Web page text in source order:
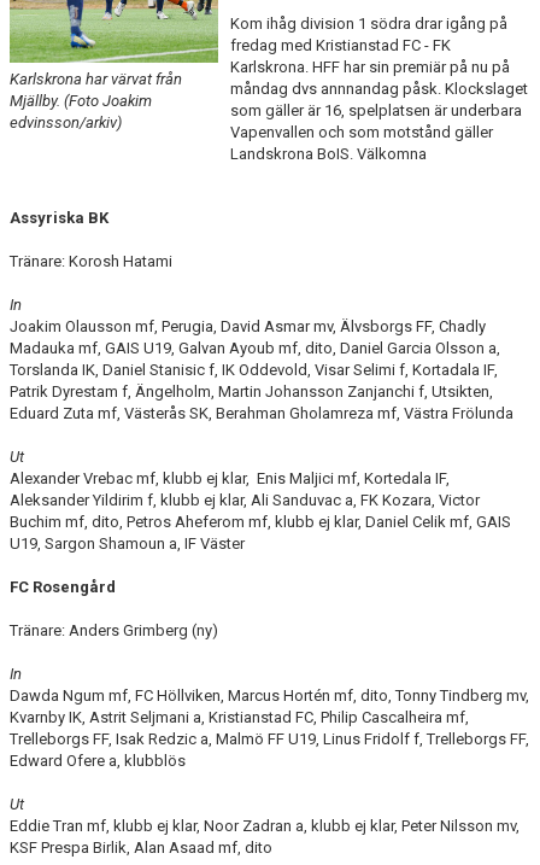
SPONSORER
INTERSPORT
ISSA ISKANDERS MINNESFOND
BÖRJA SPELA FOTBOLL I HUSQVARNA FF
BLÅ TRÅDEN
HFF´S VÄRDEGRUND
"VAPENDRAGARE 2026"
Karlskrona har värvat från
Mjällby. (Foto Joakim
edvinsson/arkiv)
Kom ihåg division 1 södra drar igång på
fredag med Kristianstad FC - FK
Karlskrona. HFF har sin premiär på nu på
måndag dvs annnandag påsk. Klockslaget
som gäller är 16, spelplatsen är underbara
Vapenvallen och som motstånd gäller
Landskrona BoIS. Välkomna
Assyriska BK
Tränare: Korosh Hatami
In
Joakim Olausson mf, Perugia, David Asmar mv, Älvsborgs FF, Chadly
Madauka mf, GAIS U19, Galvan Ayoub mf, dito, Daniel Garcia Olsson a,
Torslanda IK, Daniel Stanisic f, IK Oddevold, Visar Selimi f, Kortadala IF,
Patrik Dyrestam f, Ängelholm, Martin Johansson Zanjanchi f, Utsikten,
Eduard Zuta mf, Västerås SK, Berahman Gholamreza mf, Västra Frölunda
Ut
Alexander Vrebac mf, klubb ej klar, Enis Maljici mf, Kortedala IF,
Aleksander Yildirim f, klubb ej klar, Ali Sanduvac a, FK Kozara, Victor
Buchim mf, dito, Petros Aheferom mf, klubb ej klar, Daniel Celik mf, GAIS
U19, Sargon Shamoun a, IF Väster
FC Rosengård
Tränare: Anders Grimberg (ny)
In
Dawda Ngum mf, FC Höllviken, Marcus Hortén mf, dito, Tonny Tindberg mv,
Kvarnby IK, Astrit Seljmani a, Kristianstad FC, Philip Cascalheira mf,
Trelleborgs FF, Isak Redzic a, Malmö FF U19, Linus Fridolf f, Trelleborgs FF,
Edward Ofere a, klubblös
Ut
Eddie Tran mf, klubb ej klar, Noor Zadran a, klubb ej klar, Peter Nilsson mv,
KSF Prespa Birlik, Alan Asaad mf, dito